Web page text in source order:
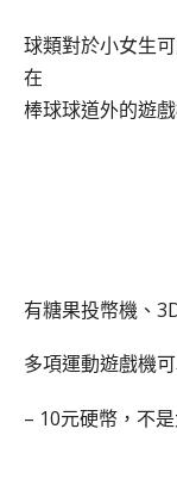
球類對於小女生
在
棒球球道外的遊
有糖果投幣機、
多項運動遊戲機
– 10元硬幣，不是